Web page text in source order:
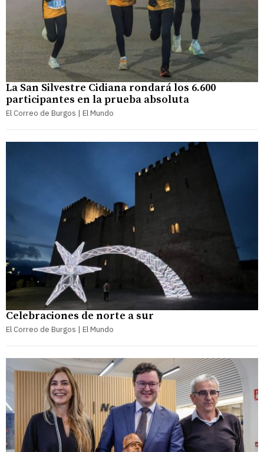
La San Silvestre Cidiana rondará los 6.600
participantes en la prueba absoluta
El Correo de Burgos | El Mundo
Celebraciones de norte a sur
El Correo de Burgos | El Mundo